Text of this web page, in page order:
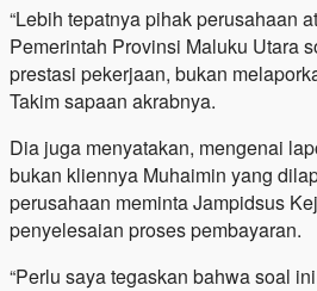
“Lebih tepatnya pihak perusahaan
Pemerintah Provinsi Maluku Utara
prestasi pekerjaan, bukan
Takim sapaan akrabnya.
Dia juga menyatakan, mengenai
bukan kliennya Muhaimin yang
perusahaan meminta Jampidsus
penyelesaian proses pembayaran.
“Perlu saya tegaskan bahwa soal